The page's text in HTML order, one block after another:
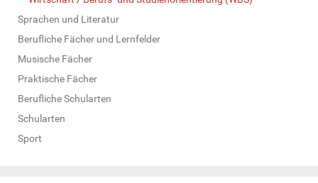
Sprachen und Literatur
Berufliche Fächer und Lernfelder
Musische Fächer
Praktische Fächer
Berufliche Schularten
Schularten
Sport